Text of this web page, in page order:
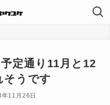
定通り11月と12
そうです
11月26日